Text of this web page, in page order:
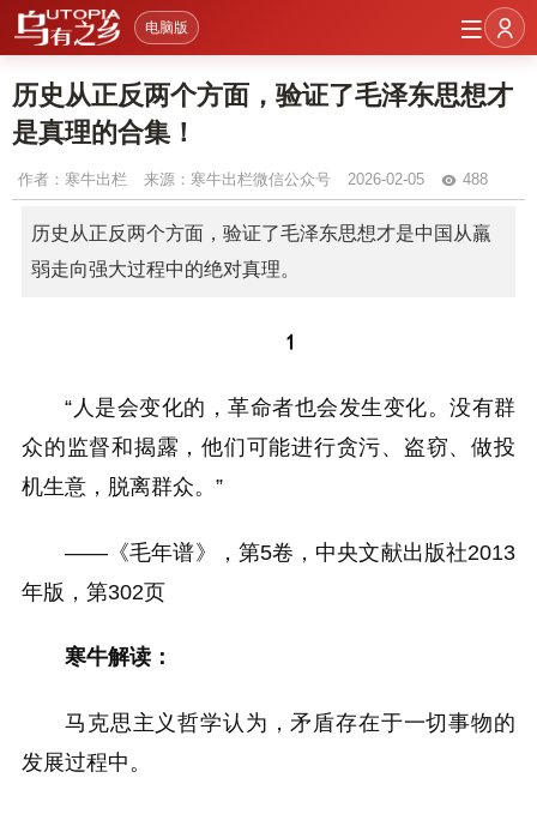
电脑版
历史从正反两个方面，验证了毛泽东思想才
是真理的合集！
作者： 寒牛出栏 来源：寒牛出栏微信公众号 2026-02-05 488
历史从正反两个方面，验证了毛泽东思想才是中国从羸
弱走向强大过程中的绝对真理。
1
“人是会变化的，革命者也会发生变化。没有群
众的监督和揭露，他们可能进行贪污、盗窃、做投
机生意，脱离群众。”
——《毛年谱》，第5卷，中央文献出版社2013
年版，第302页
寒牛解读：
马克思主义哲学认为，矛盾存在于一切事物的
发展过程中。